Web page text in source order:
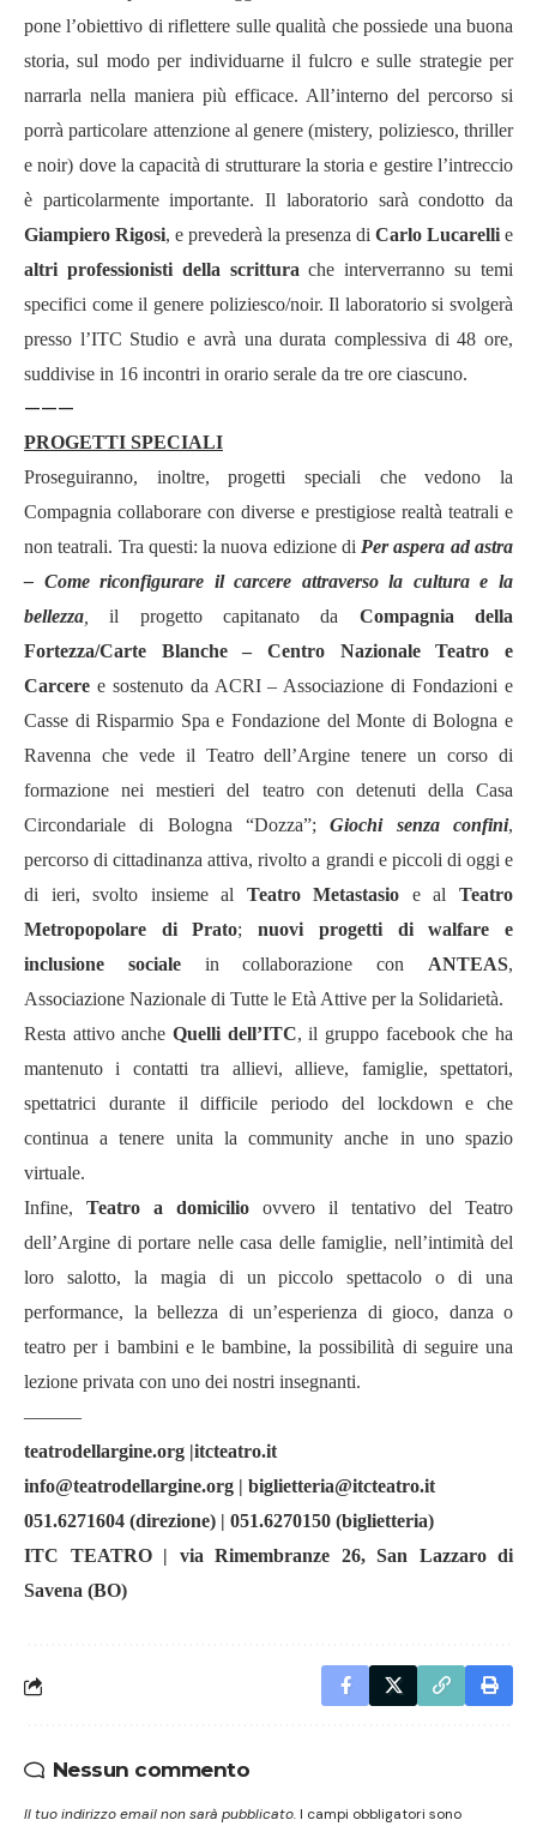
pone l’obiettivo di riflettere sulle qualità che possiede una buona
storia, sul modo per individuarne il fulcro e sulle strategie per
narrarla nella maniera più efficace. All’interno del percorso si
porrà particolare attenzione al genere (mistery, poliziesco, thriller
e noir) dove la capacità di strutturare la storia e gestire l’intreccio
è particolarmente importante. Il laboratorio sarà condotto da
Giampiero Rigosi, e prevederà la presenza di Carlo Lucarelli e
altri professionisti della scrittura che interverranno su temi
specifici come il genere poliziesco/noir. Il laboratorio si svolgerà
presso l’ITC Studio e avrà una durata complessiva di 48 ore,
suddivise in 16 incontri in orario serale da tre ore ciascuno.
———
PROGETTI SPECIALI
Proseguiranno, inoltre, progetti speciali che vedono la
Compagnia collaborare con diverse e prestigiose realtà teatrali e
non teatrali. Tra questi: la nuova edizione di Per aspera ad astra
– Come riconfigurare il carcere attraverso la cultura e la
bellezza
il progetto capitanato da Compagnia della
Fortezza/Carte Blanche – Centro Nazionale Teatro e
Carcere e sostenuto da ACRI – Associazione di Fondazioni e
Casse di Risparmio Spa e Fondazione del Monte di Bologna e
Ravenna che vede il Teatro dell’Argine tenere un corso di
formazione nei mestieri del teatro con detenuti della Casa
Circondariale di Bologna “Dozza”;Giochi senza confini,
percorso di cittadinanza attiva, rivolto a grandi e piccoli di oggi e
di ieri, svolto insieme al Teatro Metastasio e alTeatro
Metropopolare di Prato; nuovi progetti di walfare e
inclusione socialein collaborazione con ANTEAS,
Associazione Nazionale di Tutte le Età Attive per la Solidarietà.
Resta attivo anche Quelli dell’ITC, il gruppo facebook che ha
mantenuto i contatti tra allievi, allieve, famiglie, spettatori,
spettatrici durante il difficile periodo del lockdown e che
continua a tenere unita la community anche in uno spazio
virtuale.
Infine, Teatro a domicilio ovvero il tentativo del Teatro
dell’Argine di portare nelle casa delle famiglie, nell’intimità del
loro salotto, la magia di un piccolo spettacolo o di una
performance, la bellezza di un’esperienza di gioco, danza o
teatro per i bambini e le bambine, la possibilità di seguire una
lezione privata con uno dei nostri insegnanti.
———
teatrodellargine.org |itcteatro.it
info@teatrodellargine.org | biglietteria@itcteatro.it
051.6271604 (direzione) | 051.6270150 (biglietteria)
ITC TEATRO | via Rimembranze 26, San Lazzaro di
Savena (BO)
Nessun commento
Il tuo indirizzo email non sarà pubblicato. I campi obbligatori sono